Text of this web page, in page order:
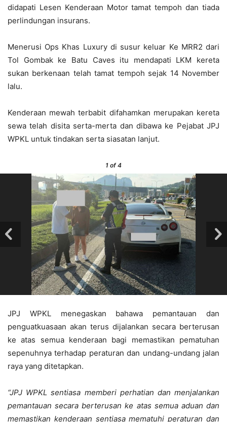
didapati Lesen Kenderaan Motor tamat tempoh dan tiada
perlindungan insurans.
Menerusi Ops Khas Luxury di susur keluar Ke MRR2 dari
Tol Gombak ke Batu Caves itu mendapati LKM kereta
sukan berkenaan telah tamat tempoh sejak 14 November
lalu.
Kenderaan mewah terbabit difahamkan merupakan kereta
sewa telah disita serta-merta dan dibawa ke Pejabat JPJ
WPKL untuk tindakan serta siasatan lanjut.
1 of 4
JPJ WPKL menegaskan bahawa pemantauan dan
penguatkuasaan akan terus dijalankan secara berterusan
ke atas semua kenderaan bagi memastikan pematuhan
sepenuhnya terhadap peraturan dan undang-undang jalan
raya yang ditetapkan.
“JPJ WPKL sentiasa memberi perhatian dan menjalankan
pemantauan secara berterusan ke atas semua aduan dan
memastikan kenderaan sentiasa mematuhi peraturan dan